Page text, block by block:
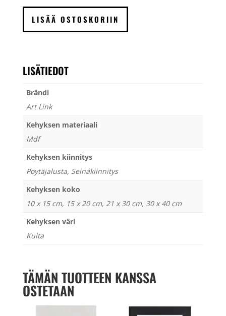
määrä
LISÄÄ OSTOSKORIIN
LISÄTIEDOT
Brändi
Art Link
Kehyksen materiaali
Mdf
Kehyksen kiinnitys
Pöytäjalusta, Seinäkiinnitys
Kehyksen koko
10 x 15 cm, 15 x 20 cm, 21 x 30 cm, 30 x 40 cm
Kehyksen väri
Kulta
TÄMÄN TUOTTEEN KANSSA
OSTETAAN